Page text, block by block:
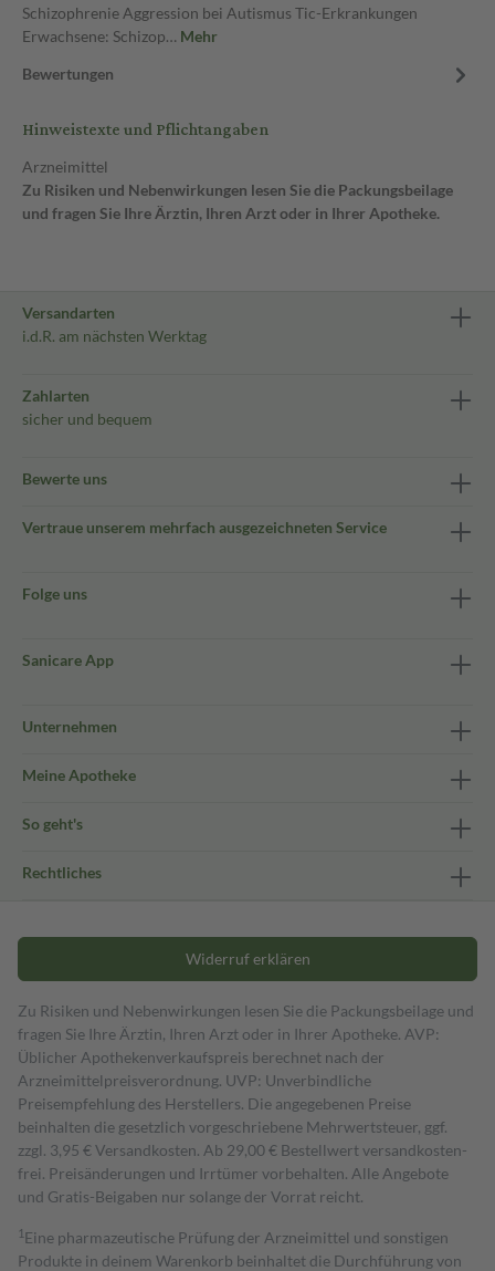
Schizophrenie Aggression bei Autismus Tic-Erkrankungen
Erwachsene: Schizop… Mehr
Bewertungen
Hinweistexte und Pflichtangaben
Arzneimittel
Zu Risiken und Nebenwirkungen lesen Sie die Packungsbeilage
und fragen Sie Ihre Ärztin, Ihren Arzt oder in Ihrer Apotheke.
Versandarten
i.d.R. am nächsten Werktag
Zahlarten
sicher und bequem
Bewerte uns
Vertraue unserem mehrfach ausgezeichneten Service
Folge uns
Sanicare App
Unternehmen
Meine Apotheke
So geht's
Rechtliches
Widerruf erklären
Zu Risiken und Nebenwirkungen lesen Sie die Packungsbeilage und
fragen Sie Ihre Ärztin, Ihren Arzt oder in Ihrer Apotheke. AVP:
Üblicher Apothekenverkaufspreis berechnet nach der
Arzneimittelpreisverordnung. UVP: Unverbindliche
Preisempfehlung des Herstellers. Die angegebenen Preise
beinhalten die gesetzlich vorgeschriebene Mehrwertsteuer, ggf.
zzgl. 3,95 € Versandkosten. Ab 29,00 € Bestell­wert versand­kosten­
frei. Preisänderungen und Irrtümer vorbehalten. Alle Angebote
und Gratis-Beigaben nur solange der Vorrat reicht.
1 Eine pharmazeutische Prüfung der Arzneimittel und sonstigen
Produkte in deinem Warenkorb beinhaltet die Durchführung von